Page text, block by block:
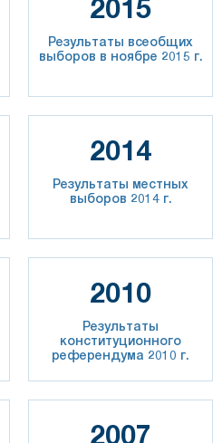
2015
Результаты всеобщих
выборов в ноябре 2015 г.
2014
Результаты местных
выборов 2014 г.
2010
Результаты
конституционного
референдума 2010 г.
2007